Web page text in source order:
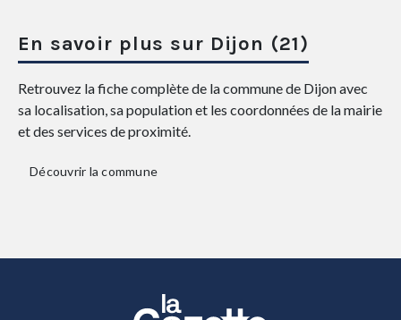
En savoir plus sur Dijon (21)
Retrouvez la fiche complète de la commune de Dijon avec
sa localisation, sa population et les coordonnées de la mairie
et des services de proximité.
Découvrir la commune